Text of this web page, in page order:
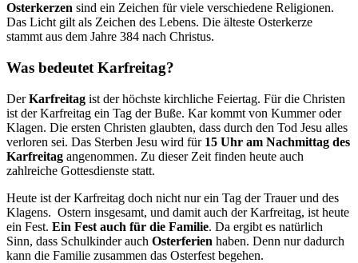
Osterkerzen sind ein Zeichen für viele verschiedene Religionen.
Das Licht gilt als Zeichen des Lebens. Die älteste Osterkerze
stammt aus dem Jahre 384 nach Christus.
Was bedeutet Karfreitag?
DerKarfreitag ist der höchste kirchliche Feiertag. Für die Christen
ist der Karfreitag ein Tag der Buße. Kar kommt von Kummer oder
Klagen. Die ersten Christen glaubten, dass durch den Tod Jesu alles
verloren sei. Das Sterben Jesu wird für 15 Uhr am Nachmittag des
Karfreitag angenommen. Zu dieser Zeit finden heute auch
zahlreiche Gottesdienste statt.
Heute ist der Karfreitag doch nicht nur ein Tag der Trauer und des
Klagens. Ostern insgesamt, und damit auch der Karfreitag, ist heute
ein Fest. Ein Fest auch für die Familie. Da ergibt es natürlich
Sinn, dass Schulkinder auch Osterferien haben. Denn nur dadurch
kann die Familie zusammen das Osterfest begehen.